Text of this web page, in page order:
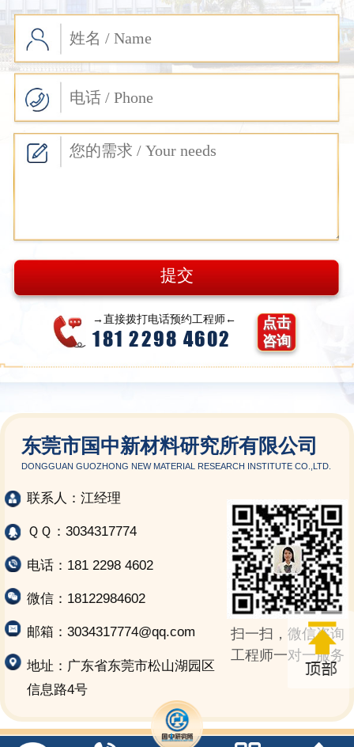
→直接拨打电话预约工程师←
181 2298 4602
点击
咨询
东莞市国中新材料研究所有限公司
DONGGUAN GUOZHONG NEW MATERIAL RESEARCH INSTITUTE CO.,LTD.
联系人：江经理
ＱＱ：3034317774
电话：181 2298 4602
微信：18122984602
邮箱：3034317774@qq.com
地址：广东省东莞市松山湖园区
信息路4号
扫一扫，微信咨询
工程师一对一服务